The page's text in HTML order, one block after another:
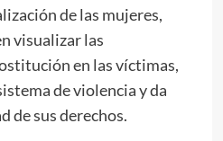
de las mujeres,
visualizar las
en las víctimas,
de violencia y da
de sus derechos.